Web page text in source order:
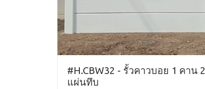
#H.CBW32 - รั้วคาวบอย 1 คาน 2
แผ่นทึบ